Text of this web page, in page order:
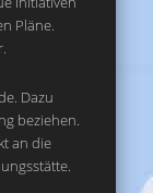
Pläne.
Dazu
beziehen.
an die